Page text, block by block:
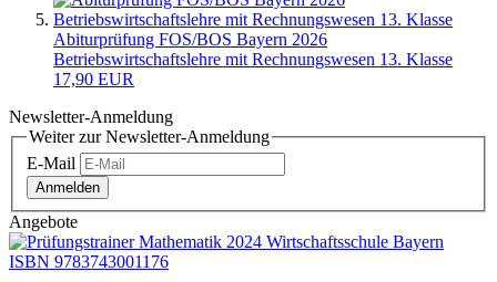
Abiturprüfung FOS/BOS Bayern 2026
Betriebswirtschaftslehre mit Rechnungswesen 13. Klasse
17,90 EUR
Newsletter-Anmeldung
Weiter zur Newsletter-Anmeldung
E-Mail
Anmelden
Angebote